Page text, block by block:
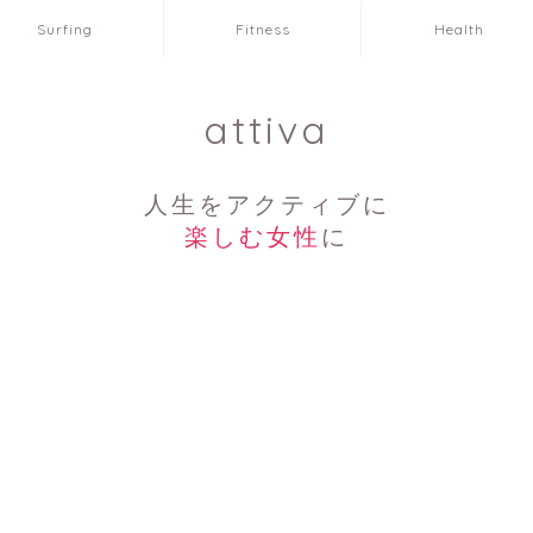
Surfing Fitness Health
attiva
人生をアクティブに
楽しむ女性 に